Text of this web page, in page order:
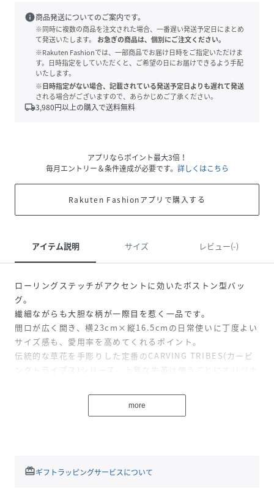
info商品発送についてのご案内です。
※同時に複数の商品を注文された場合、一番遅い発送予定日にまとめ
て発送いたします。
お急ぎの商品は、個別にご注文ください。
※Rakuten Fashionでは、一部商品でお届け日時をご指定いただけま
す。日時指定をしていただくと、ご希望の日にお届けできるよう手配
いたします。
※日時指定がない場合、記載されている発送予定日よりも遅れて発送
される場合がございますので、あらかじめご了承ください。
local_shipping3,980円以上の購入で送料無料
アプリならポイント最大3倍！
毎月エントリー＆条件達成が必要です。 詳しくはこちら
Rakuten Fashionアプリで購入する
アイテム説明 サイズ レビュー(-)
ローリングステッチがアクセントに効いたボストン型バッ
グ。
繊細ながらも大胆な柄が一際目を惹く一品です。
間口が広く開き、横23cm×縦16.5cmの日常使いに丁度よい
サイズ感も、愛用率を高めてくれるポイント。
伝統的な草花を手彫りした定番のCARVING TRIBES(カービ
ングトライブス)シリーズ。上質な牛革は使うごとにオリジナ
もお楽しみいただけます。軽くて丈夫、さらにどんなスタイ
リングとも相性が良く、持つだけでコーディネートが引き締
more
redeemギフトラッピングサービスについて